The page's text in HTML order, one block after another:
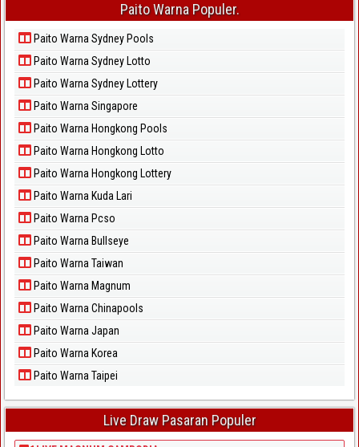
Paito Warna Populer.
Paito Warna Sydney Pools
Paito Warna Sydney Lotto
Paito Warna Sydney Lottery
Paito Warna Singapore
Paito Warna Hongkong Pools
Paito Warna Hongkong Lotto
Paito Warna Hongkong Lottery
Paito Warna Kuda Lari
Paito Warna Pcso
Paito Warna Bullseye
Paito Warna Taiwan
Paito Warna Magnum
Paito Warna Chinapools
Paito Warna Japan
Paito Warna Korea
Paito Warna Taipei
Live Draw Pasaran Populer